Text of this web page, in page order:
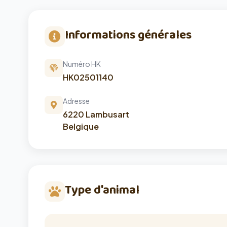
Informations générales
Numéro HK
HK02501140
Adresse
6220 Lambusart
Belgique
Type d'animal